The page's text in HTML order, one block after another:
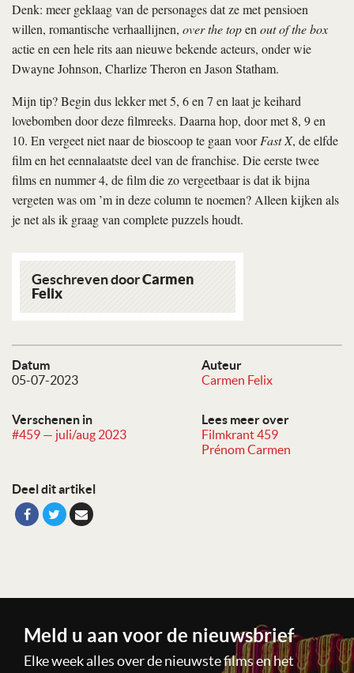
Datum
05-07-2023
Auteur
Carmen Felix
Verschenen in
#459 — juli/aug 2023
Lees meer over
Filmkrant 459
Prénom Carmen
Deel dit artikel
Denk: meer geklaag van de personages dat ze met pensioen
willen, romantische verhaallijnen, over the topen out of the box
actie en een hele rits aan nieuwe bekende acteurs, onder wie
Dwayne Johnson, Charlize Theron en Jason Statham.
Mijn tip? Begin dus lekker met 5, 6 en 7 en laat je keihard
lovebomben door deze filmreeks. Daarna hop, door met 8, 9 en
10. En vergeet niet naar de bioscoop te gaan voorFast X, de elfde
film en het eennalaatste deel van de franchise. Die eerste twee
films en nummer 4, de film die zo vergeetbaar is dat ik bijna
vergeten was om ’m in deze column te noemen? Alleen kijken als
je net als ik graag van complete puzzels houdt.
Geschreven doorCarmen
Felix
Meld u aan voor de nieuwsbrief
Elke week alles over de nieuwste films en het